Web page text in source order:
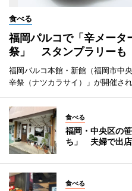
食べる
福岡パルコで「辛メータ
祭」 スタンプラリーも
福岡パルコ本館・新館（福岡市中
辛祭（ナツカラサイ）」が開催され
食べる
福岡・中央区の
ち」 夫婦で出店
食べる